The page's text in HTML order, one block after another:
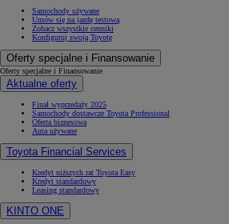
Samochody używane
Umów się na jazdę testową
Zobacz wszystkie cenniki
Konfiguruj swoją Toyotę
Oferty specjalne i Finansowanie
Oferty specjalne i Finansowanie
Aktualne oferty
Finał wyprzedaży 2025
Samochody dostawcze Toyota Professional
Oferta biznesowa
Auta używane
Toyota Financial Services
Kredyt niższych rat Toyota Easy
Kredyt standardowy
Leasing standardowy
KINTO ONE